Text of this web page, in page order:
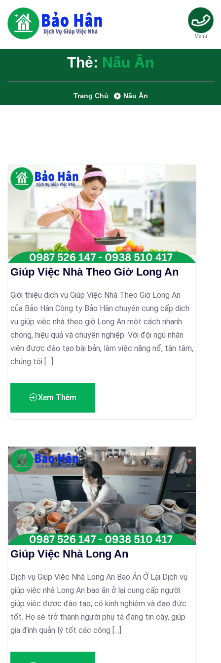
Menu
Thẻ: Nấu Ăn
Trang Chủ Nấu Ăn
Giúp Việc Nhà Theo Giờ Long An
Giới thiệu dịch vụ Giúp Việc Nhà Theo Giờ Long An
của Bảo Hân Công ty Bảo Hân chuyên cung cấp dịch
vụ giúp việc nhà theo giờ Long An một cách nhanh
chóng, hiệu quả và chuyên nghiệp. Với đội ngũ nhân
viên được đào tạo bài bản, làm việc năng nổ, tận tâm,
chúng tôi […]
Xem Thêm
Giúp Việc Nhà Long An
Dịch vụ Giúp Việc Nhà Long An Bao Ăn Ở Lại Dịch vụ
giúp việc nhà Long An bao ăn ở lại cung cấp người
giúp việc được đào tạo, có kinh nghiệm và đạo đức
tốt. Họ sẽ trở thành người phụ tá đáng tin cậy, giúp
gia đình quản lý tốt các công […]